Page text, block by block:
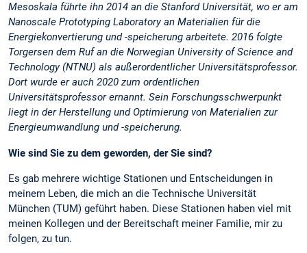
Mesoskala führte ihn 2014 an die Stanford Universität, wo er am
Nanoscale Prototyping Laboratory an Materialien für die
Energiekonvertierung und -speicherung arbeitete. 2016 folgte
Torgersen dem Ruf an die Norwegian University of Science and
Technology (NTNU) als außerordentlicher Universitätsprofessor.
Dort wurde er auch 2020 zum ordentlichen
Universitätsprofessor ernannt. Sein Forschungsschwerpunkt
liegt in der Herstellung und Optimierung von Materialien zur
Energieumwandlung und -speicherung.
Wie sind Sie zu dem geworden, der Sie sind?
Es gab mehrere wichtige Stationen und Entscheidungen in
meinem Leben, die mich an die Technische Universität
München (TUM) geführt haben. Diese Stationen haben viel mit
meinen Kollegen und der Bereitschaft meiner Familie, mir zu
folgen, zu tun.